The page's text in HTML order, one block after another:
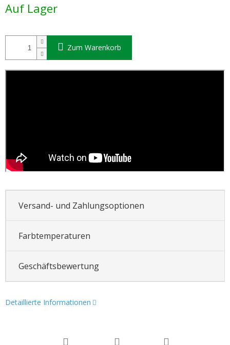
Auf Lager
Zum Warenkorb
Versand- und Zahlungsoptionen
Farbtemperaturen
Geschäftsbewertung
Detaillierte Informationen